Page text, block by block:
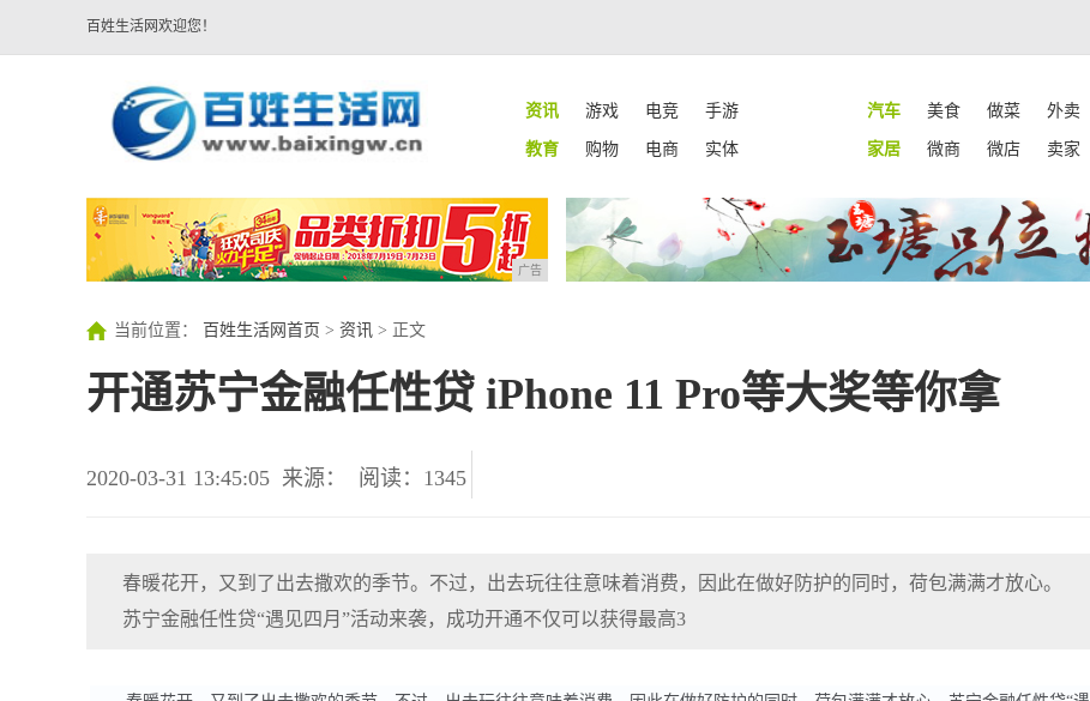
百姓生活网欢迎您！
资讯 游戏 电竞 手游 汽车 美食 做菜 外卖
教育
购物 电商 实体 家居 微商 微店 卖家
广告
当前位置： 百姓生活网首页 > 资讯 > 正文
开通苏宁金融任性贷 iPhone 11 Pro等大奖等你拿
2020-03-31 13:45:05 来源： 阅读：1345
春暖花开，又到了出去撒欢的季节。不过，出去玩往往意味着消费，因此在做好防护的同时，荷包满满才放心。
苏宁金融任性贷“遇见四月”活动来袭，成功开通不仅可以获得最高3